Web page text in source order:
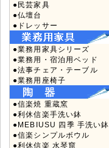
●民芸家具
●仏壇台
●ドレッサー
●業務用家具シリーズ
●業務用・宿泊用ベッド
●法事チェア・テーブル
●業務用座椅子
●信楽焼 重蔵窯
●利休信楽手洗い鉢
●MEBIUSU 四季 手洗い鉢
●信楽シンプルボウル
●利休信楽 水琴窟